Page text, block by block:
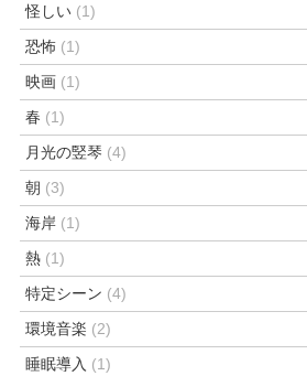
怪しい (1)
恐怖 (1)
映画 (1)
春 (1)
月光の竪琴 (4)
朝 (3)
海岸 (1)
熱 (1)
特定シーン (4)
環境音楽 (2)
睡眠導入 (1)